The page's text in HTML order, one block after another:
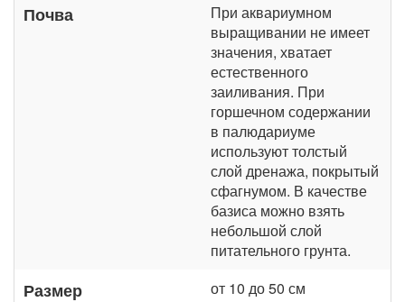
Почва
При аквариумном
выращивании не имеет
значения, хватает
естественного
заиливания. При
горшечном содержании
в палюдариуме
используют толстый
слой дренажа, покрытый
сфагнумом. В качестве
базиса можно взять
небольшой слой
питательного грунта.
Размер от 10 до 50 см